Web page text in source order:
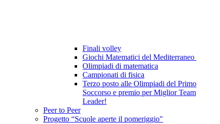
Finali volley
Giochi Matematici del Mediterraneo
Olimpiadi di matematica
Campionati di fisica
Terzo posto alle Olimpiadi del Primo
Soccorso e premio per Miglior Team
Leader!
Peer to Peer
Progetto “Scuole aperte il pomeriggio"